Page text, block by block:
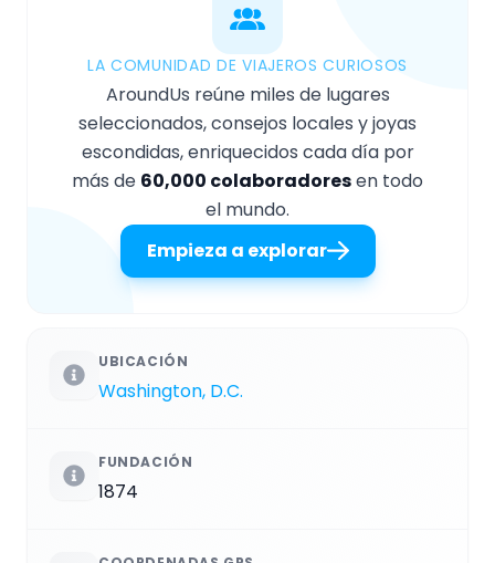
LA COMUNIDAD DE VIAJEROS CURIOSOS
AroundUs reúne miles de lugares
seleccionados, consejos locales y joyas
escondidas, enriquecidos cada día por
más de 60,000 colaboradoresen todo
el mundo.
Empieza a explorar
UBICACIÓN
Washington, D.C.
FUNDACIÓN
1874